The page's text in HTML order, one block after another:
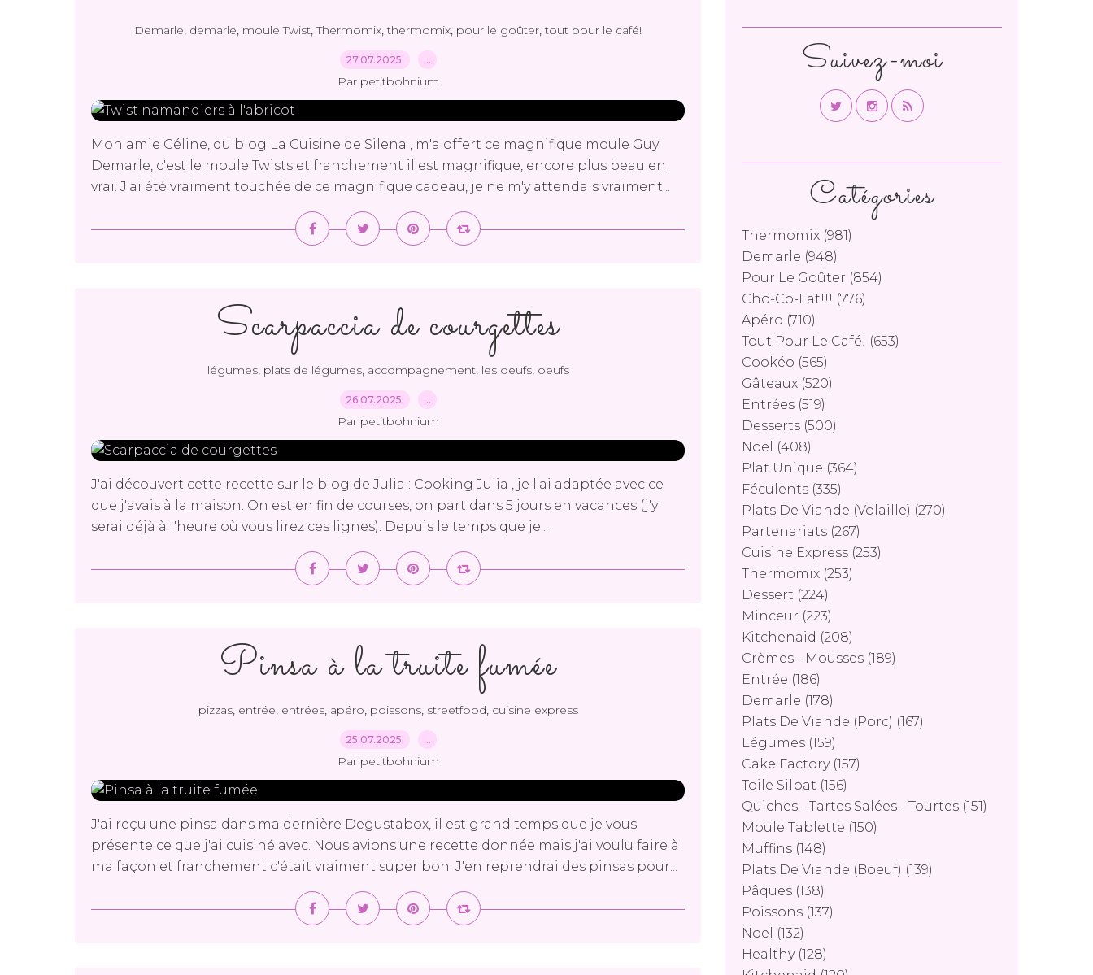
Demarle, demarle, moule Twist,Thermomix,thermomix, pour le goûter,tout pour le café!
27.07.2025 …
Par petitbohnium
Mon amie Céline, du blog La Cuisine de Silena , m'a offert ce magnifique moule Guy
Demarle, c'est le moule Twists et franchement il est magnifique, encore plus beau en
vrai. J'ai été vraiment touchée de ce magnifique cadeau, je ne m'y attendais vraiment...
Scarpaccia de courgettes
légumes, plats de légumes, accompagnement, les oeufs, oeufs
26.07.2025 …
Par petitbohnium
J'ai découvert cette recette sur le blog de Julia : Cooking Julia , je l'ai adaptée avec ce
que j'avais à la maison. On est en fin de courses, on part dans 5 jours en vacances (j'y
serai déjà à l'heure où vous lirez ces lignes). Depuis le temps que je...
Pinsa à la truite fumée
pizzas, entrée, entrées, apéro, poissons, streetfood, cuisine express
25.07.2025 …
Par petitbohnium
J'ai reçu une pinsa dans ma dernière Degustabox, il est grand temps que je vous
présente ce que j'ai cuisiné avec. Nous avions une recette donnée mais j'ai voulu faire à
ma façon et franchement c'était vraiment super bon. J'en reprendrai des pinsas pour...
Catégories
Thermomix (981)
Demarle (948)
Pour Le Goûter (854)
Cho-Co-Lat!!! (776)
Apéro (710)
Tout Pour Le Café! (653)
Cookéo (565)
Gâteaux (520)
Entrées (519)
Desserts (500)
Noël
(408)
Plat Unique (364)
Féculents (335)
Plats De Viande (volaille) (270)
Partenariats (267)
Cuisine Express (253)
Thermomix (253)
Dessert (224)
Minceur (223)
Kitchenaid (208)
Crèmes - Mousses (189)
Entrée (186)
Demarle (178)
Plats De Viande (porc) (167)
Légumes (159)
Cake Factory(157)
Toile Silpat (156)
Quiches - Tartes Salées - Tourtes (151)
Moule Tablette (150)
Muffins (148)
Plats De Viande (boeuf) (139)
Pâques (138)
Poissons (137)
Noel
(132)
Healthy(128)
Suivez-moi